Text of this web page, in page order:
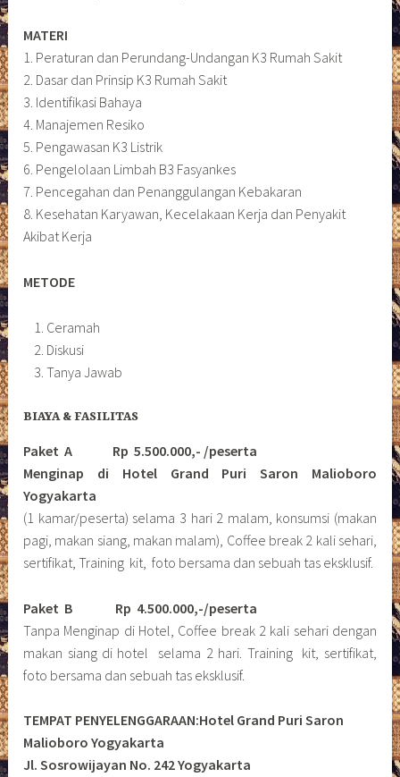
MATERI
1. Peraturan dan Perundang-Undangan K3 Rumah Sakit
2. Dasar dan Prinsip K3 Rumah Sakit
3. Identifikasi Bahaya
4. Manajemen Resiko
5. Pengawasan K3 Listrik
6. Pengelolaan Limbah B3 Fasyankes
7. Pencegahan dan Penanggulangan Kebakaran
8. Kesehatan Karyawan, Kecelakaan Kerja dan Penyakit
Akibat Kerja
METODE
Ceramah
Diskusi
Tanya Jawab
BIAYA & FASILITAS
Paket A Rp 5.500.000,- /peserta
Menginap di Hotel Grand Puri Saron Malioboro
Yogyakarta
(1 kamar/peserta) selama 3 hari 2 malam, konsumsi (makan
pagi, makan siang, makan malam), Coffee break 2 kali sehari,
sertifikat, Training kit, foto bersama dan sebuah tas eksklusif.
Paket B
Rp 4.500.000,-/peserta
Tanpa Menginap di Hotel, Coffee break 2 kali sehari dengan
makan siang di hotel selama 2 hari. Training kit, sertifikat,
foto bersama dan sebuah tas eksklusif.
TEMPAT PENYELENGGARAAN:Hotel Grand Puri Saron
Malioboro Yogyakarta
Jl. Sosrowijayan No. 242 Yogyakarta